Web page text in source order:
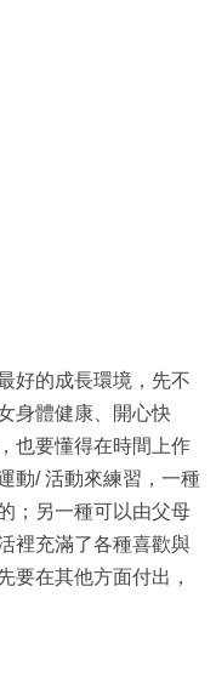
好的成長環境，先不
身體健康、開心快
也要懂得在時間上作
動/ 活動來練習，一種
；另一種可以由父母
裡充滿了各種喜歡與
要在其他方面付出，